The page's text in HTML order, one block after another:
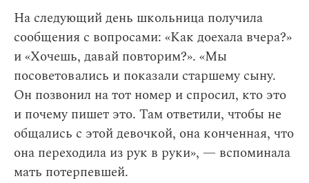
На следующий день школьница получила
сообщения с вопросами: «Как доехала вчера?»
и «Хочешь, давай повторим?». «Мы
посоветовались и показали старшему сыну.
Он позвонил на тот номер и спросил, кто это
и почему пишет это. Там ответили, чтобы не
общались с этой девочкой, она конченная, что
она переходила из рук в руки», — вспоминала
мать потерпевшей.